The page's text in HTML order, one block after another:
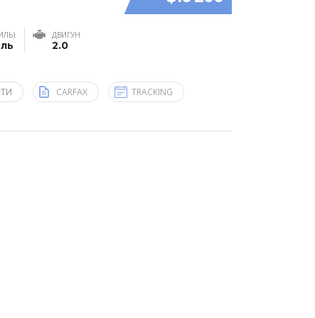
ДВИГУН
2.0
CARFAX TRACKING